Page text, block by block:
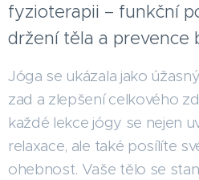
fyzioterapii – funkční
držení těla a prevence
Jóga se ukázala jako
zad a zlepšení celkového
každé lekce jógy se nejen
relaxace, ale také posílíte
ohebnost. Vaše tělo se